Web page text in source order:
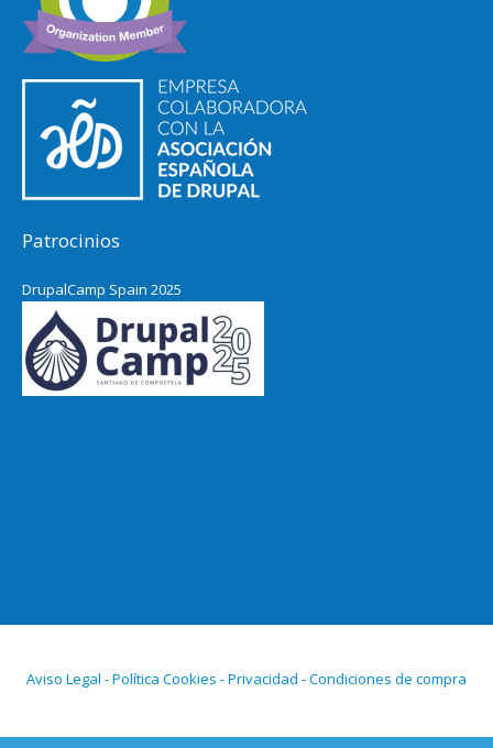
Patrocinios
DrupalCamp Spain 2025
Aviso Legal - Política Cookies - Privacidad - Condiciones de compra